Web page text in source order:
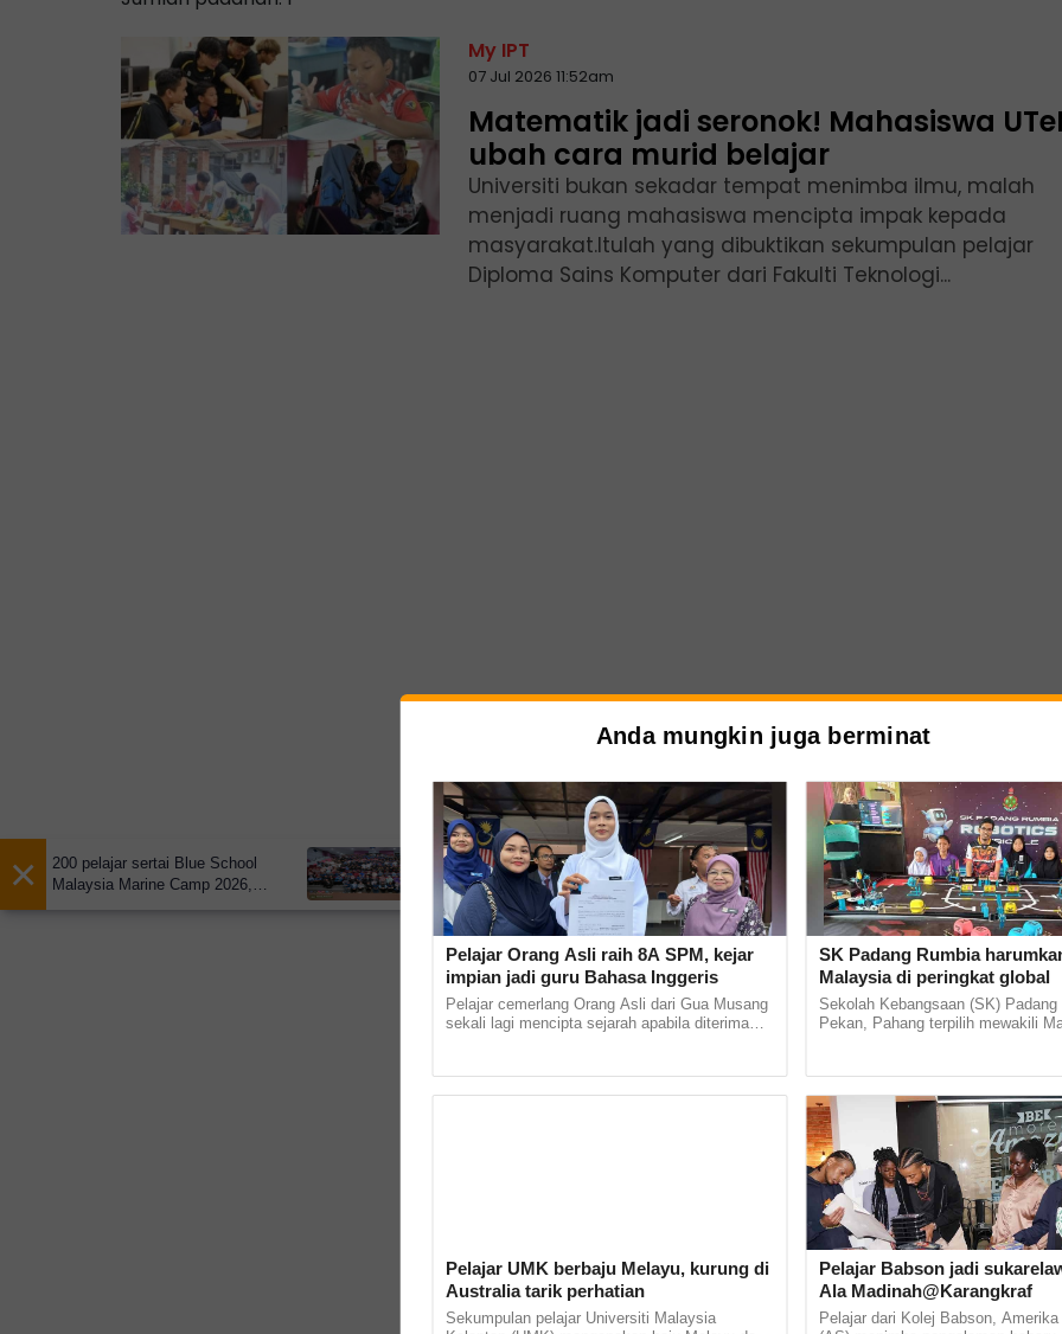
My IPT
07 Jul 2026 11:52am
Matematik jadi seronok! Mahasiswa
ubah cara murid belajar
Universiti bukan sekadar tempat menimba ilmu, malah
menjadi ruang mahasiswa mencipta impak kepada
masyarakat.Itulah yang dibuktikan sekumpulan pelajar
Diploma Sains Komputer dari Fakulti Teknologi...
×
200 pelajar sertai Blue School
Malaysia Marine Camp 2026,
Anda mungkin juga berminat
Pelajar Orang Asli raih 8A SPM, kejar
impian jadi guru Bahasa Inggeris
Pelajar cemerlang Orang Asli dari Gua Musang
sekali lagi mencipta sejarah apabila diterima
Pelajar UMK berbaju Melayu, kurung di
Australia tarik perhatian
Sekumpulan pelajar Universiti Malaysia
SK Padang Rumbia
Malaysia di peringkat global
Sekolah Kebangsaan (SK) Padang
Pekan, Pahang terpilih mewakili
Pelajar Babson jadi
Ala Madinah@Karangkraf
Pelajar dari Kolej Babson,